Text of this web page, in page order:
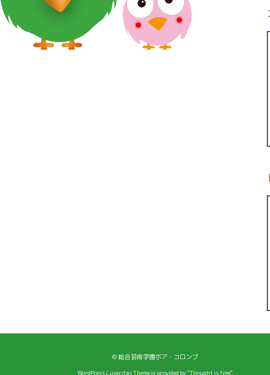
©総合芸術学園ボア・コロンブ
WordPress Luxeritas Theme is provided by "Thought is free".